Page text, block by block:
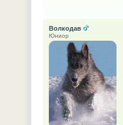
Волкодав
Юниор